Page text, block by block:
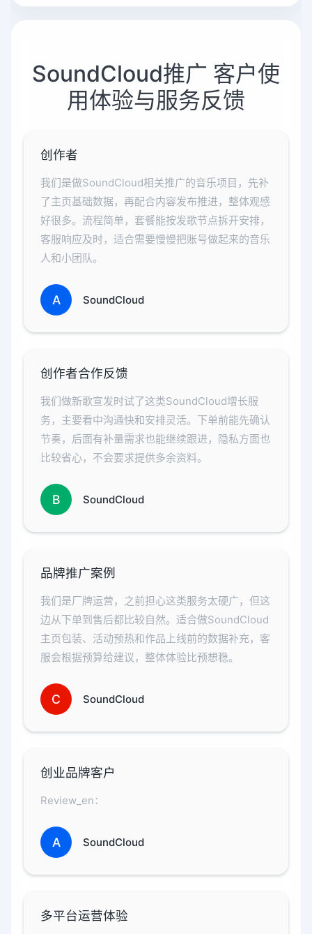
SoundCloud推广 客户使
用体验与服务反馈
创作者
我们是做SoundCloud相关推广的音乐项目，先补
了主页基础数据，再配合内容发布推进，整体观感
好很多。流程简单，套餐能按发歌节点拆开安排，
客服响应及时，适合需要慢慢把账号做起来的音乐
人和小团队。
A SoundCloud
创作者合作反馈
我们做新歌宣发时试了这类SoundCloud增长服
务，主要看中沟通快和安排灵活。下单前能先确认
节奏，后面有补量需求也能继续跟进，隐私方面也
比较省心，不会要求提供多余资料。
B SoundCloud
品牌推广案例
我们是厂牌运营，之前担心这类服务太硬广，但这
边从下单到售后都比较自然。适合做SoundCloud
主页包装、活动预热和作品上线前的数据补充，客
服会根据预算给建议，整体体验比预想稳。
C SoundCloud
创业品牌客户
Review_en：
A SoundCloud
多平台运营体验